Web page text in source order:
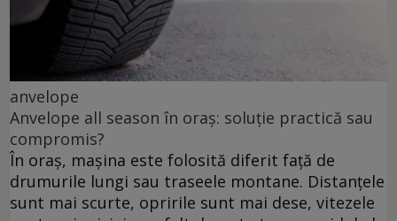
anvelope
Anvelope all season în oraș: soluție practică sau
compromis?
În oraș, mașina este folosită diferit față de
drumurile lungi sau traseele montane. Distanțele
sunt mai scurte, opririle sunt mai dese, vitezele